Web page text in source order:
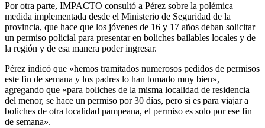
Por otra parte, IMPACTO consultó a Pérez sobre la polémica
medida implementada desde el Ministerio de Seguridad de la
provincia, que hace que los jóvenes de 16 y 17 años deban solicitar
un permiso policial para presentar en boliches bailables locales y de
la región y de esa manera poder ingresar.
Pérez indicó que «hemos tramitados numerosos pedidos de permisos
este fin de semana y los padres lo han tomado muy bien»,
agregando que «para boliches de la misma localidad de residencia
del menor, se hace un permiso por 30 días, pero si es para viajar a
boliches de otra localidad pampeana, el permiso es solo por ese fin
de semana».